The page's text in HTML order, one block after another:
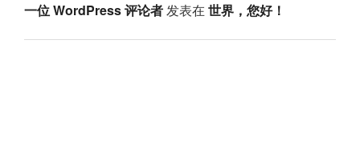
一位 WordPress 评论者发表在 世界，您好！